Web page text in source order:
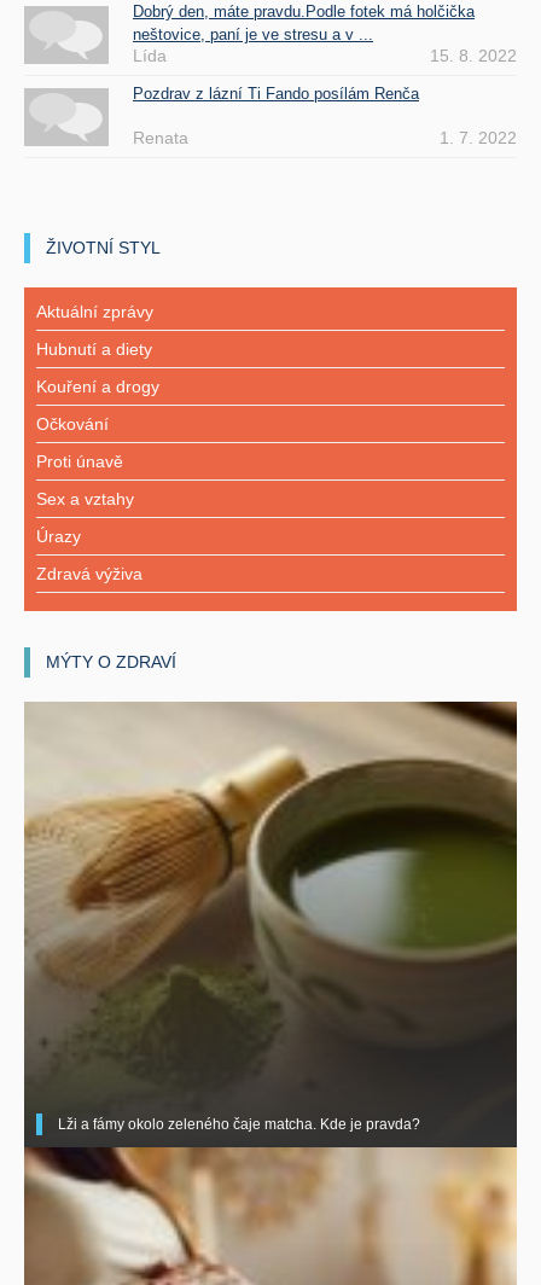
Dobrý den, máte pravdu.Podle fotek má holčička
neštovice, paní je ve stresu a v ...
Lída 15. 8. 2022
Pozdrav z lázní Ti Fando posílám Renča
Renata 1. 7. 2022
ŽIVOTNÍ STYL
Aktuální zprávy
Hubnutí a diety
Kouření a drogy
Očkování
Proti únavě
Sex a vztahy
Úrazy
Zdravá výživa
MÝTY O ZDRAVÍ
Lži a fámy okolo zeleného čaje matcha. Kde je pravda?